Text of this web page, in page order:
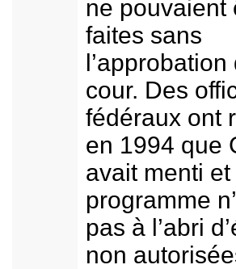
ne pouvaient
faites sans
l’approbation
cour. Des
fédéraux ont
en 1994 que
avait menti
programme
pas à l’abri
non